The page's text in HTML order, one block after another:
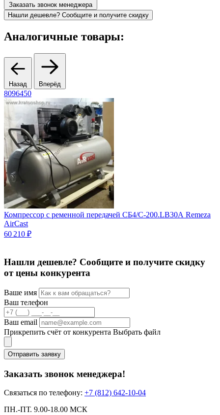
Заказать звонок менеджера
Нашли дешевле? Сообщите и получите скидку
Аналогичные товары:
Назад Вперёд
8096450
Компрессор с ременной передачей СБ4/С-200.LB30А Remeza
AirCast
60 210 ₽
Нашли дешевле? Сообщите и получите скидку
от цены конкурента
Ваше имя
Ваш телефон
Ваш email
Прикрепить счёт от конкурента Выбрать файл
Отправить заявку
Заказать звонок менеджера!
Связаться по телефону: +7 (812) 642-10-04
ПН.-ПТ. 9.00-18.00 МСК